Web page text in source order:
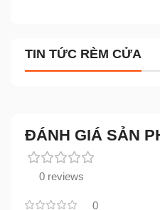
TIN TỨC RÈM CỬA
ĐÁNH GIÁ SẢN
0 reviews
0